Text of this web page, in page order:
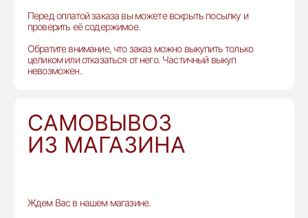
Перед оплатой заказа вы можете вскрыть посылку и
проверить её содержимое.
Обратите внимание, что заказ можно выкупить только
целиком или отказаться от него. Частичный выкуп
невозможен.
САМОВЫВОЗ
ИЗ МАГАЗИНА
Ждем Вас в нашем магазине.